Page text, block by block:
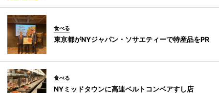
食べる
東京都がNYジャパン・ソサエティーで特産品をPR
食べる
NYミッドタウンに高速ベルトコンベアすし店